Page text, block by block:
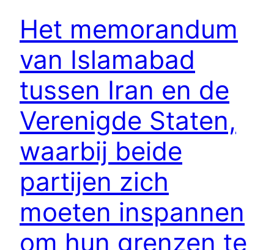
Het memorandum
van Islamabad
tussen Iran en de
Verenigde Staten,
waarbij beide
partijen zich
moeten inspannen
om hun grenzen te